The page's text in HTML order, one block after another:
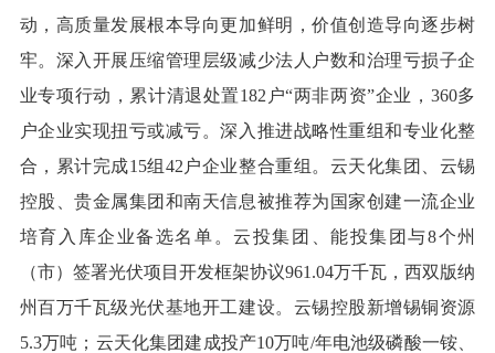
动，高质量发展根本导向更加鲜明，价值创造导向逐步树
牢。深入开展压缩管理层级减少法人户数和治理亏损子企
业专项行动，累计清退处置182户“两非两资”企业，360多
户企业实现扭亏或减亏。深入推进战略性重组和专业化整
合，累计完成15组42户企业整合重组。云天化集团、云锡
控股、贵金属集团和南天信息被推荐为国家创建一流企业
培育入库企业备选名单。云投集团、能投集团与8个州
（市）签署光伏项目开发框架协议961.04万千瓦，西双版纳
州百万千瓦级光伏基地开工建设。云锡控股新增锡铜资源
5.3万吨；云天化集团建成投产10万吨/年电池级磷酸一铵、